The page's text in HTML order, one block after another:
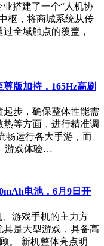
业搭建了一个“人机协
枢，将商城系统从传
全域触点的覆盖，
版加持，165Hz高刷
步，确保整体性能需
等方面，进行精准调
畅运行各大手游，而
游戏体验…
电池，6月9日开
游戏手机的主力方
是大型游戏，具备高
。 新机整体亮点明